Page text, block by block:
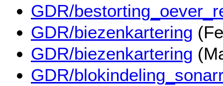
GDR/
GDR/biezenkartering
GDR/biezenkartering
GDR/